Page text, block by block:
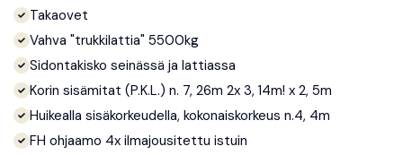
Takaovet
Vahva "trukkilattia" 5500kg
Sidontakisko seinässä ja lattiassa
Korin sisämitat (P.K.L.) n. 7, 26m 2x 3, 14m! x 2, 5m
Huikealla sisäkorkeudella, kokonaiskorkeus n.4, 4m
FH ohjaamo 4x ilmajousitettu istuin